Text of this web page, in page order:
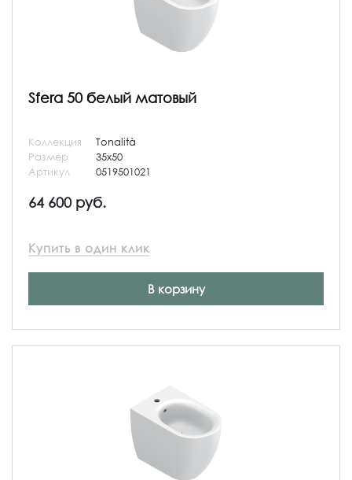
Sfera 50 белый матовый
Коллекция
Tonalità
Размер
35x50
Артикул
0519501021
64 600 руб.
Купить в один клик
В корзину